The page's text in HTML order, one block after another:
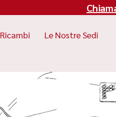
Ricambi Le Nostre Sedi